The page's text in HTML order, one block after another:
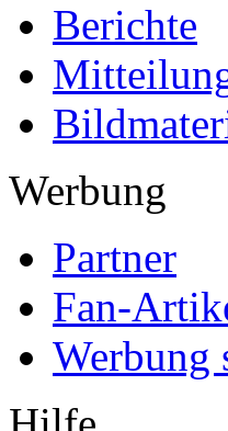
Berichte
Werbung
Partner
Fan-
Werbung